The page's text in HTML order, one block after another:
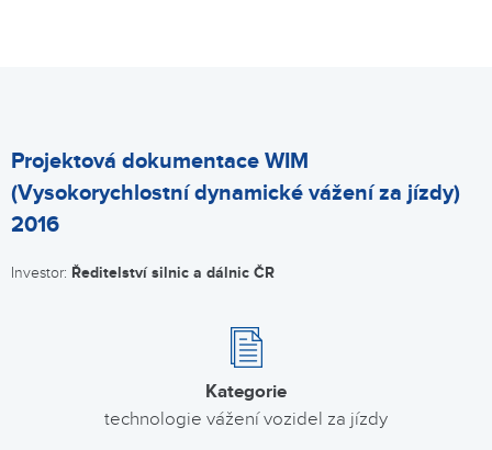
Projektová dokumentace WIM
(Vysokorychlostní dynamické vážení za jízdy)
2016
Investor: Ředitelství silnic a dálnic ČR
Kategorie
technologie vážení vozidel za jízdy